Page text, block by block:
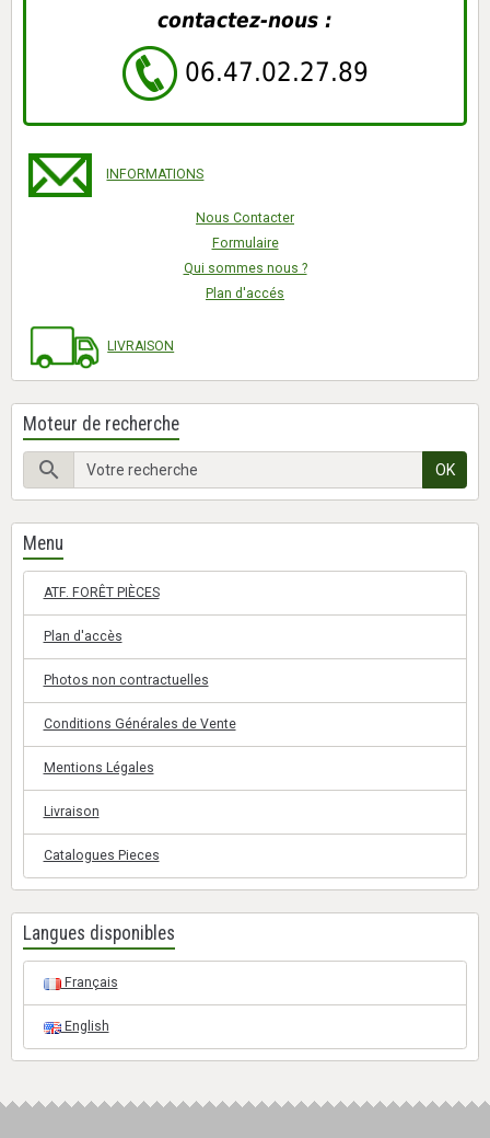
contactez-nous :
06.47.02.27.89
INFORMATIONS
Nous Contacter
Formulaire
Qui sommes nous ?
Plan d'accés
LIVRAISON
Moteur de recherche
OK
Menu
ATF. FORÊT PIÈCES
Plan d'accès
Photos non contractuelles
Conditions Générales de Vente
Mentions Légales
Livraison
Catalogues Pieces
Langues disponibles
Français
English